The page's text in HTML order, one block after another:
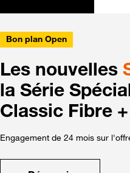
Bon plan Open
Les nouvelles
la Série
Classic Fibre
Engagement de 24 mois sur